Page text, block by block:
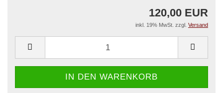
120,00 EUR
inkl. 19% MwSt. zzgl. Versand